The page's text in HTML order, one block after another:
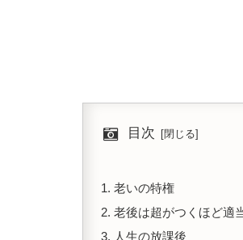
目次
老いの特権
老後は超がつくほど適
人生の放課後